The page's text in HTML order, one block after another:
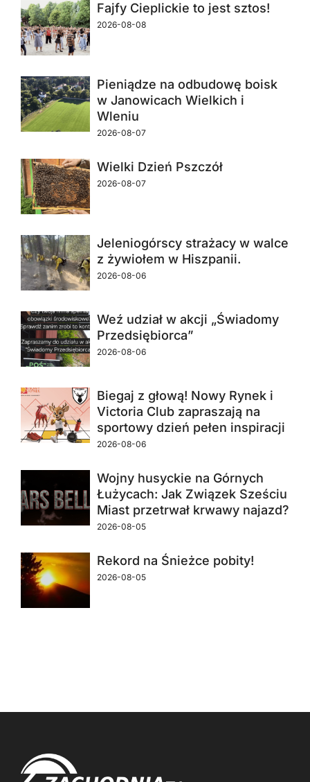
Fajfy Cieplickie to jest sztos!
2026-08-08
Pieniądze na odbudowę boisk
w Janowicach Wielkich i
Wleniu
2026-08-07
Wielki Dzień Pszczół
2026-08-07
Jeleniogórscy strażacy w walce
z żywiołem w Hiszpanii.
2026-08-06
Weź udział w akcji „Świadomy
Przedsiębiorca”
2026-08-06
Biegaj z głową! Nowy Rynek i
Victoria Club zapraszają na
sportowy dzień pełen inspiracji
2026-08-06
Wojny husyckie na Górnych
Łużycach: Jak Związek Sześciu
Miast przetrwał krwawy najazd?
2026-08-05
Rekord na Śnieżce pobity!
2026-08-05